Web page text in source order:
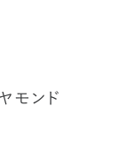
モンド